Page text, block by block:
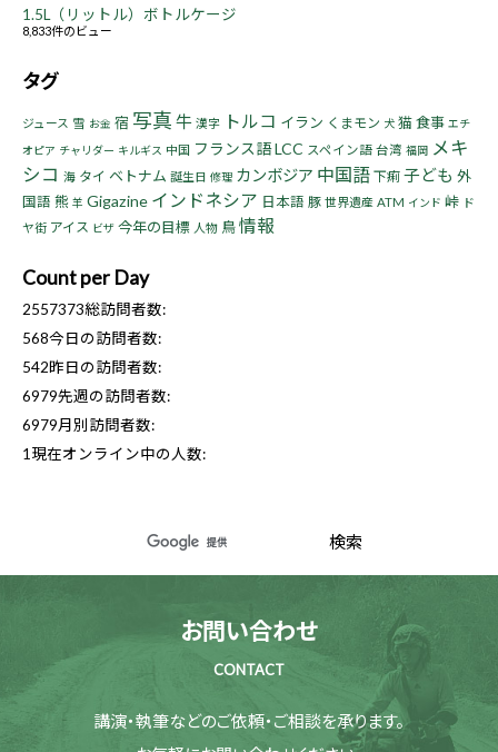
1.5L（リットル）ボトルケージ
8,833件のビュー
タグ
ジュース 雪 お金 宿 写真 牛 漢字 トルコ イラン くまモン 犬 猫食事 エチ
オピア チャリダー キルギス 中国 フランス語LCC スペイン語 台湾 福岡 メキ
シコ 海 タイ ベトナム 誕生日 修理 カンボジア 中国語 下痢 子ども 外
国語 熊 羊 Gigazine インドネシア 日本語 豚 世界遺産 ATM インド 峠 ド
ヤ街 アイス ビザ 今年の目標 人物 鳥情報
Count per Day
2557373総訪問者数:
568今日の訪問者数:
542昨日の訪問者数:
6979先週の訪問者数:
6979月別訪問者数:
1 現在オンライン中の人数:
お問い合わせ
CONTACT
講演・執筆などのご依頼・ご相談を承ります。